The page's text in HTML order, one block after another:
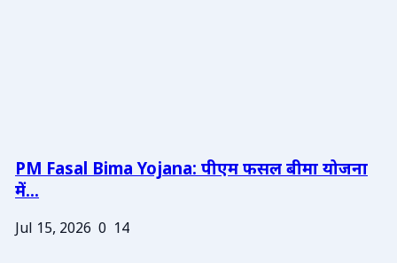
PM Fasal Bima Yojana: पीएम फसल बीमा योजना
में...
Jul 15, 2026 0 14